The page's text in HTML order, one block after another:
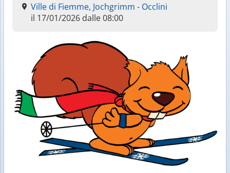
Ville di Fiemme, Jochgrimm - Occlini
il 17/01/2026 dalle 08:00